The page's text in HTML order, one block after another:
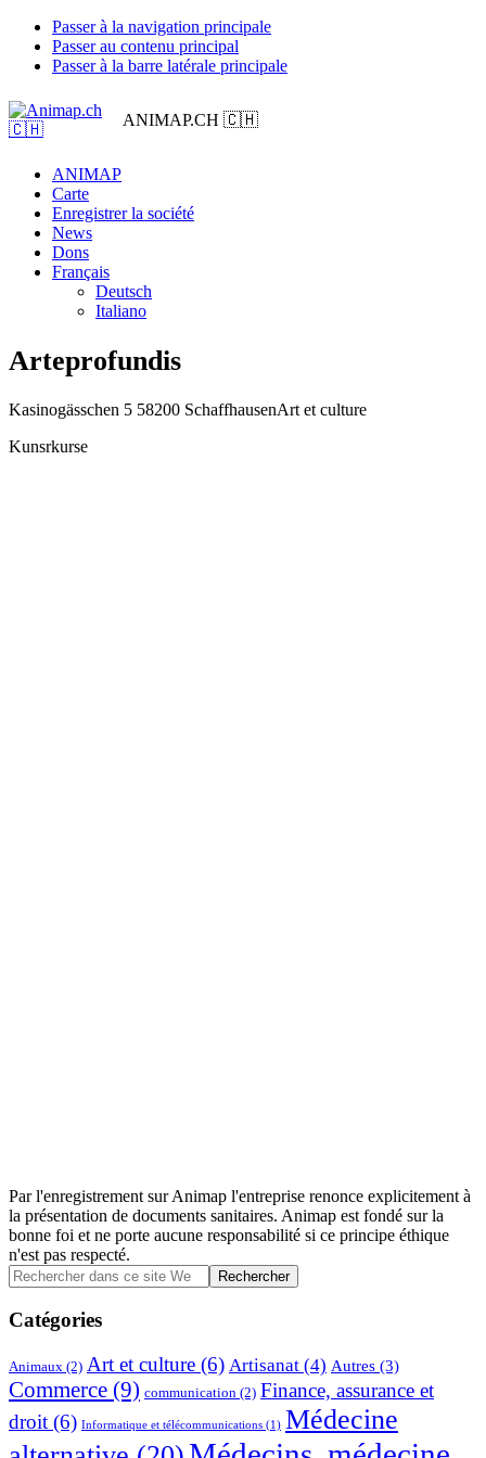
Passer à la navigation principale
Passer au contenu principal
Passer à la barre latérale principale
ANIMAP.CH 🇨🇭
ANIMAP
Carte
Enregistrer la société
News
Dons
Français
Deutsch
Italiano
Arteprofundis
Kasinogässchen 5 58200 SchaffhausenArt et culture
Kunsrkurse
Par l'enregistrement sur Animap l'entreprise renonce explicitement à
la présentation de documents sanitaires. Animap est fondé sur la
bonne foi et ne porte aucune responsabilité si ce principe éthique
n'est pas respecté.
Barre
latérale
principale
Rechercher
dans
ce
site
Catégories
Animaux (2) Art et culture (6) Artisanat (4) Autres (3)
Commerce (9) communication (2) Finance, assurance et
droit (6) Informatique et télécommunications (1) Médecine